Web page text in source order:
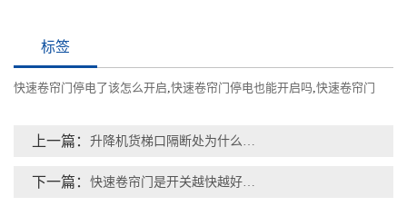
标签
快速卷帘门停电了该怎么开启 快速卷帘门停电也能开启吗 快速卷帘门
上一篇：
下一篇：